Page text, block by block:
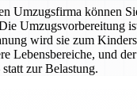
Umzugsfirma können
Umzugsvorbereitung
wird sie zum
Lebensbereiche, und
zur Belastung.